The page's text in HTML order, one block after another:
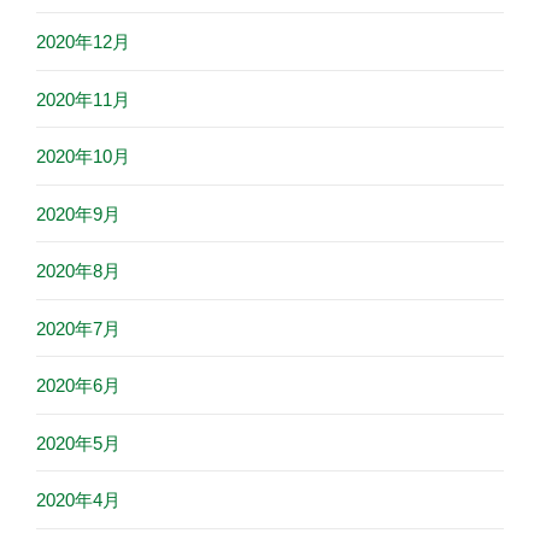
2020年12月
2020年11月
2020年10月
2020年9月
2020年8月
2020年7月
2020年6月
2020年5月
2020年4月